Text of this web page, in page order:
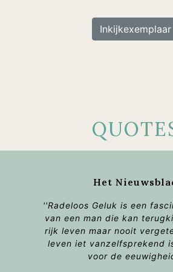
Inkijkexemplaar
Het
''Radeloos Geluk is een
van een man die kan
rijk leven maar nooit
leven iet vanzelfsprekend
voor de